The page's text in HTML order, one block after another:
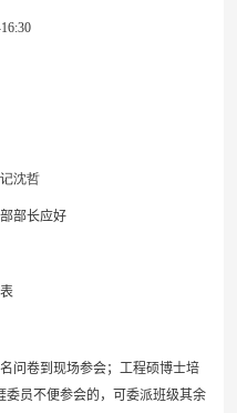
沈哲
部长应好
问卷到现场参会；工程硕博士培
委员不便参会的，可委派班级其余